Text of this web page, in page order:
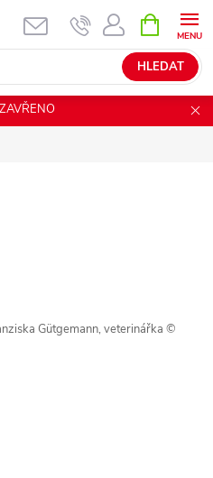
HLEDAT
NÁKUPNÍ
KOŠÍK
Gütgemann, veterinářka ©